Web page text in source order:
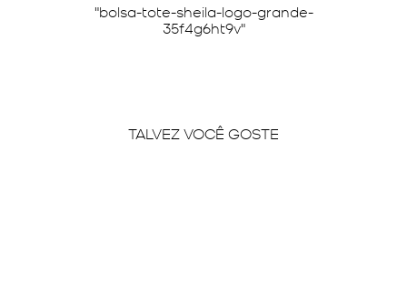
bolsa-tote-sheila-logo-grande-
35f4g6ht9v
TALVEZ VOCÊ GOSTE